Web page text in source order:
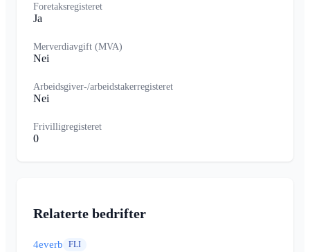
Foretaksregisteret
Ja
Merverdiavgift (MVA)
Nei
Arbeidsgiver-/arbeidstakerregisteret
Nei
Frivilligregisteret
0
Relaterte bedrifter
4everb FLI